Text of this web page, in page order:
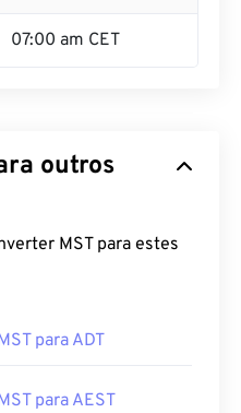
07:00 am CET
outros
MST para estes
para ADT
para AEST